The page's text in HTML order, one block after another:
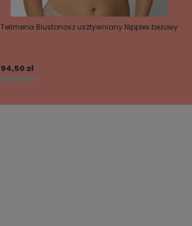
Telimena Biustonosz usztywniany Nipplex beżowy
135,00 zł
94,50 zł